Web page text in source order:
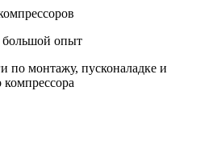
большой опыт
по монтажу, пусконаладке и